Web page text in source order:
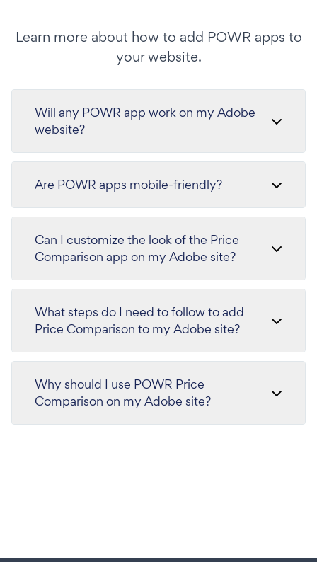
Learn more about how to add POWR apps to
your website.
Will any POWR app work on my Adobe
website?
Are POWR apps mobile-friendly?
Can I customize the look of the Price
Comparison app on my Adobe site?
What steps do I need to follow to add
Price Comparison to my Adobe site?
Why should I use POWR Price
Comparison on my Adobe site?